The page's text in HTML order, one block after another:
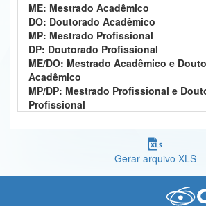
Controladoria-Geral da União
Ministério da Mulher, da Família e dos Direitos Humanos
Secretaria-Geral
Secretaria de Governo
ME: Mestrado Acadêmico
DO: Doutorado Acadêmico
MP: Mestrado Profissional
DP: Doutorado Profissional
ME/DO: Mestrado Acadêmico e
Acadêmico
MP/DP: Mestrado Profissional e
Profissional
Gerar arquivo XLS